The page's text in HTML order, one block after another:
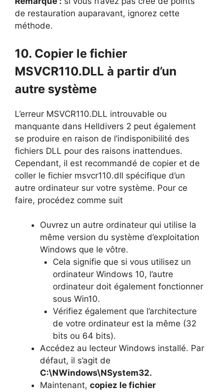
de restauration auparavant, ignorez cette
méthode.
10. Copier le fichier
MSVCR110.DLL à partir d’un
autre système
L’erreur MSVCR110.DLL introuvable ou
manquante dans Helldivers 2 peut également
se produire en raison de l’indisponibilité des
fichiers DLL pour des raisons inattendues.
Cependant, il est recommandé de copier et de
coller le fichier msvcr110.dll spécifique d’un
autre ordinateur sur votre système. Pour ce
faire, procédez comme suit
Ouvrez un autre ordinateur qui utilise la
même version du système d’exploitation
Windows que le vôtre.
Cela signifie que si vous utilisez un
ordinateur Windows 10, l’autre
ordinateur doit également fonctionner
sous Win10.
Vérifiez également que l’architecture
de votre ordinateur est la même (32
bits ou 64 bits).
Accédez au lecteur Windows installé. Par
défaut, il s’agit de
C:\NWindows\NSystem32.
Maintenant, copiez le fichier